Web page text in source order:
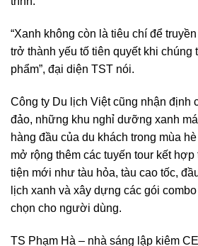
“Xanh không còn là tiêu chí để
trở thành yếu tố tiên quyết khi chúng
phẩm”, đại diện TST nói.
Công ty Du lịch Việt cũng nhận định
đảo, những khu nghỉ dưỡng xanh
hàng đầu của du khách trong mùa
mở rộng thêm các tuyến tour kết
tiện mới như tàu hỏa, tàu cao tốc,
lịch xanh và xây dựng các gói
chọn cho người dùng.
TS Phạm Hà – nhà sáng lập kiêm